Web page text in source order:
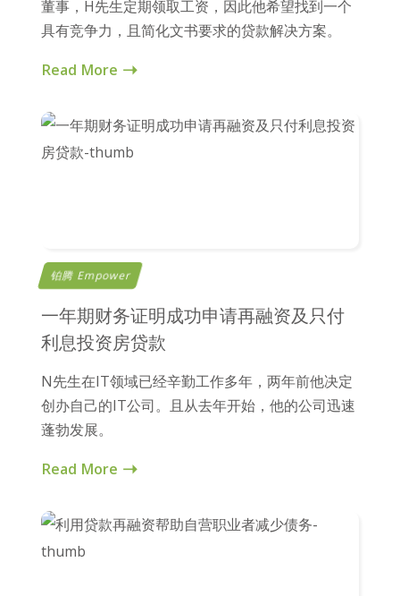
董事，H先生定期领取工资，因此他希望找到一个
具有竞争力，且简化文书要求的贷款解决方案。
Read More
铂腾 Empower
一年期财务证明成功申请再融资及只付
利息投资房贷款
N先生在IT领域已经辛勤工作多年，两年前他决定
创办自己的IT公司。且从去年开始，他的公司迅速
蓬勃发展。
Read More